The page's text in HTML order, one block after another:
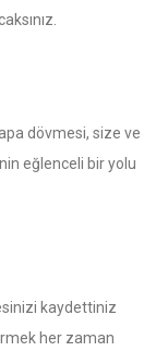
dövmesi, size ve
eğlenceli bir yolu
kaydettiniz
her zaman